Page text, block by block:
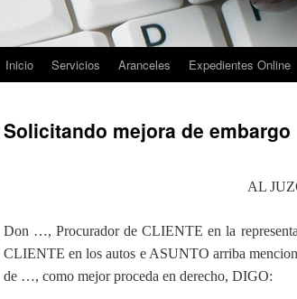
Saltar
contenido
Inicio Servicios Aranceles Expedientes Online
Solicitando mejora de embargo
AL
Don …, Procurador de CLIENTE en la
CLIENTE en los autos e ASUNTO arriba
de …, como mejor proceda en derecho, DIGO: